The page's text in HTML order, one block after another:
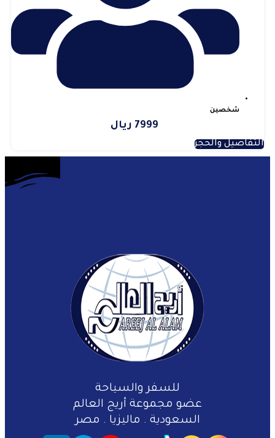
شخصين
7999 ريال
التفاصيل والحجز
للسفر والسياحة
عضو مجموعة أريج العالم
السعودية . ماليزيا . مصر